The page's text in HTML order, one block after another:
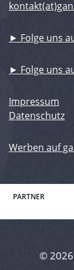
► Folge uns
► Folge uns
Impressum
Datenschutz
Werben auf
PARTNER
© 2026